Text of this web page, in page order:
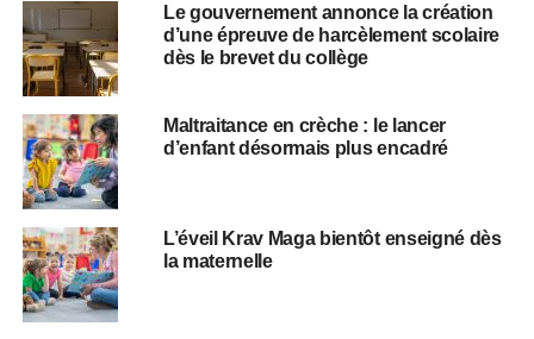
Le gouvernement annonce la création
d’une épreuve de harcèlement scolaire
dès le brevet du collège
Maltraitance en crèche : le lancer
d’enfant désormais plus encadré
L’éveil Krav Maga bientôt enseigné dès
la maternelle